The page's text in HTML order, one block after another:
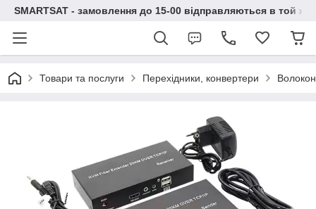
SMARTSAT - замовлення до 15-00 відправляються в той же
Товари та послуги Перехідники, конвертери